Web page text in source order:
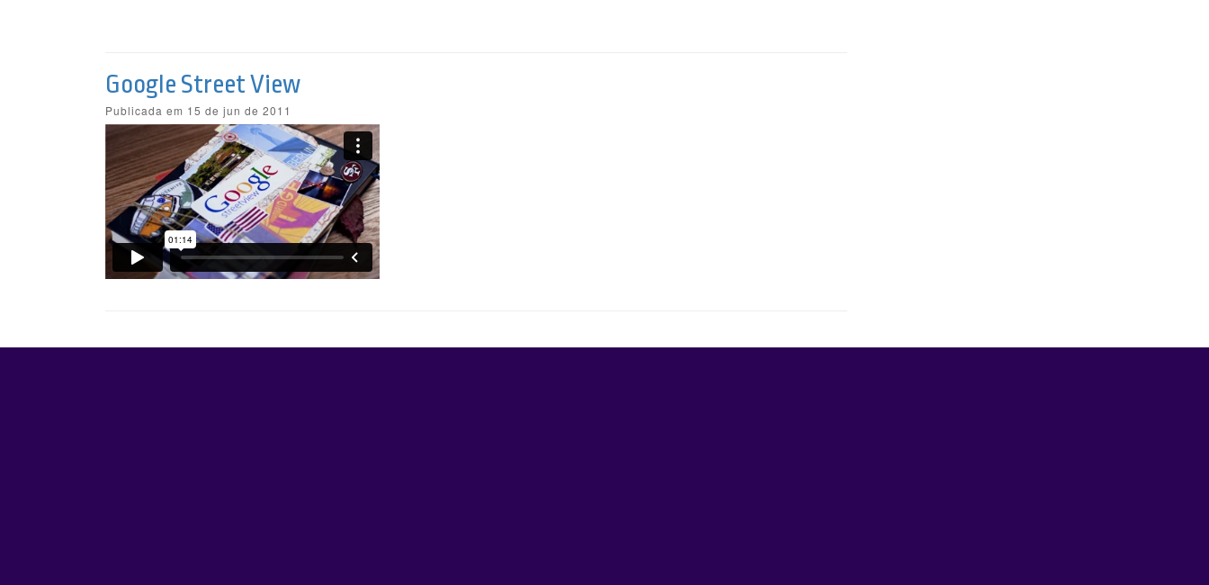
Google Street View
Publicada em 15 de jun de 2011